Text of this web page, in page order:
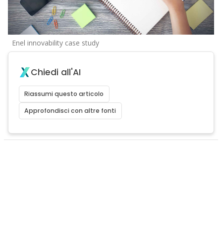
Enel innovability case study
Chiedi all'AI
Riassumi questo articolo
Approfondisci con altre fonti